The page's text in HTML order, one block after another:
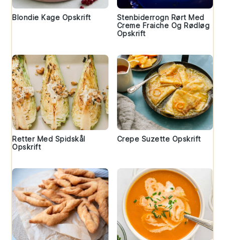
Blondie Kage Opskrift
Stenbiderrogn Rørt Med
Creme Fraiche Og Rødløg
Opskrift
Retter Med Spidskål
Opskrift
Crepe Suzette Opskrift